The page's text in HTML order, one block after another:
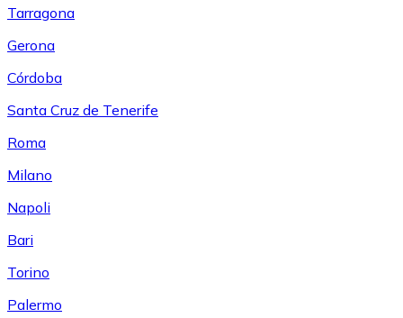
Tarragona
Gerona
Córdoba
Santa Cruz de Tenerife
Roma
Milano
Napoli
Bari
Torino
Palermo